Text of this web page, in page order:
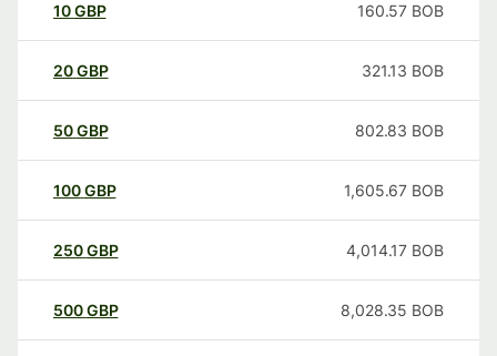
10GBP 160.57 BOB
20GBP 321.13 BOB
50GBP 802.83 BOB
100GBP 1,605.67 BOB
250GBP 4,014.17 BOB
500GBP 8,028.35 BOB